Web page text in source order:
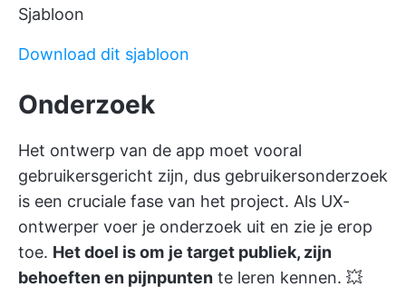
Sjabloon
Download dit sjabloon
Onderzoek
Het ontwerp van de app moet vooral
gebruikersgericht zijn, dus gebruikersonderzoek
is een cruciale fase van het project. Als UX-
ontwerper voer je onderzoek uit en zie je erop
toe. Het doel is om je target publiek, zijn
behoeften en pijnpunten te leren kennen. 💥